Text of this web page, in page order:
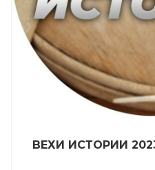
ВЕХИ ИСТОРИИ